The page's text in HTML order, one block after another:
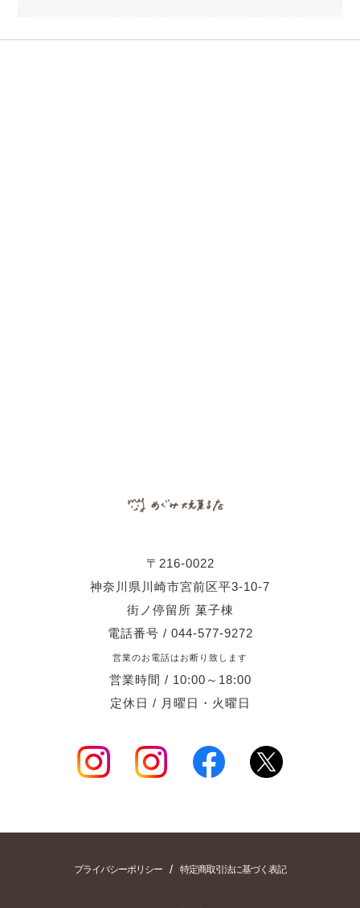
〒216-0022
神奈川県川崎市宮前区平3-10-7
街ノ停留所 菓子棟
電話番号 / 044-577-9272
営業のお電話はお断り致します
営業時間 / 10:00～18:00
定休日 / 月曜日・火曜日
プライバシーポリシー / 特定商取引法に基づく表記